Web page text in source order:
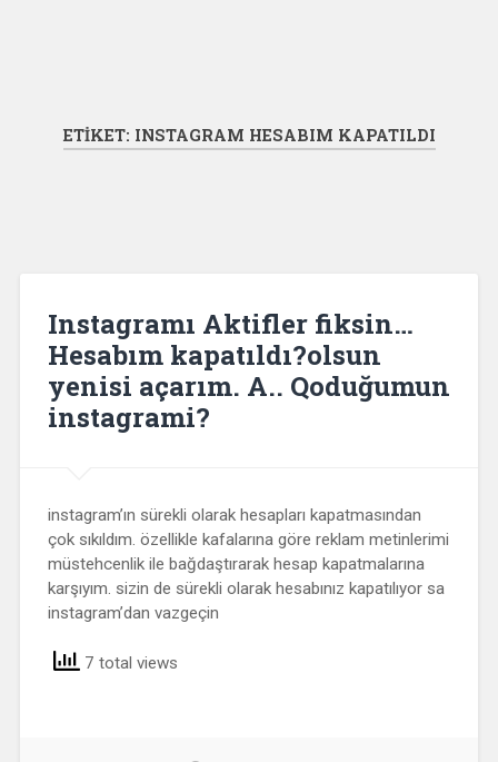
ETIKET: INSTAGRAM HESABIM KAPATILDI
Instagramı Aktifler fiksin…
Hesabım kapatıldı?olsun
yenisi açarım. A.. Qoduğumun
instagrami?
instagram’ın sürekli olarak hesapları kapatmasından
çok sıkıldım. özellikle kafalarına göre reklam metinlerimi
müstehcenlik ile bağdaştırarak hesap kapatmalarına
karşıyım. sizin de sürekli olarak hesabınız kapatılıyor sa
instagram’dan vazgeçin
7 total views